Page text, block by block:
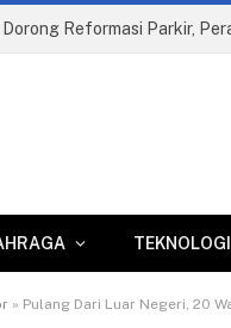
Dorong Reformasi Parkir,
TEKNOLOGI
» Pulang Dari Luar Negeri, 20